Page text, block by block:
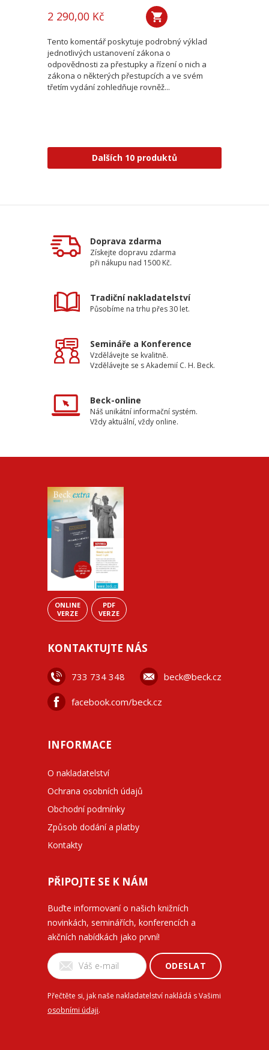
2 290,00 Kč
Tento komentář poskytuje podrobný výklad
jednotlivých ustanovení zákona o
odpovědnosti za přestupky a řízení o nich a
zákona o některých přestupcích a ve svém
třetím vydání zohledňuje rovněž...
Dalších 10 produktů
Doprava zdarma
Získejte dopravu zdarma
při nákupu nad 1500 Kč.
Tradiční nakladatelství
Působíme na trhu přes 30 let.
Semináře a Konference
Vzdělávejte se kvalitně.
Vzdělávejte se s Akademií C. H. Beck.
Beck-online
Náš unikátní informační systém.
Vždy aktuální, vždy online.
ONLINE
VERZE
PDF
VERZE
KONTAKTUJTE NÁS
733 734 348 beck@beck.cz
facebook.com/beck.cz
INFORMACE
O nakladatelství
Ochrana osobních údajů
Obchodní podmínky
Způsob dodání a platby
Kontakty
PŘIPOJTE SE K NÁM
Buďte informovaní o našich knižních
novinkách, seminářích, konferencích a
akčních nabídkách jako první!
ODESLAT
Přečtěte si, jak naše nakladatelství nakládá s Vašimi
osobními údaji.